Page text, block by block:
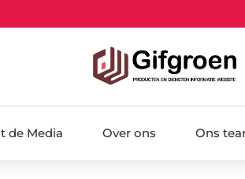
de Media Over ons Ons